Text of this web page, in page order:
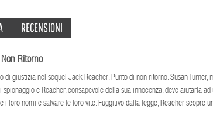
RECENSIONI
Ritorno
giustizia nel sequel Jack Reacher: Punto di non ritorno. Susan
e Reacher, consapevole della sua innocenza, deve aiutarla
i loro nomi e salvare le loro vite. Fuggitivo dalla legge, Reacher scopre